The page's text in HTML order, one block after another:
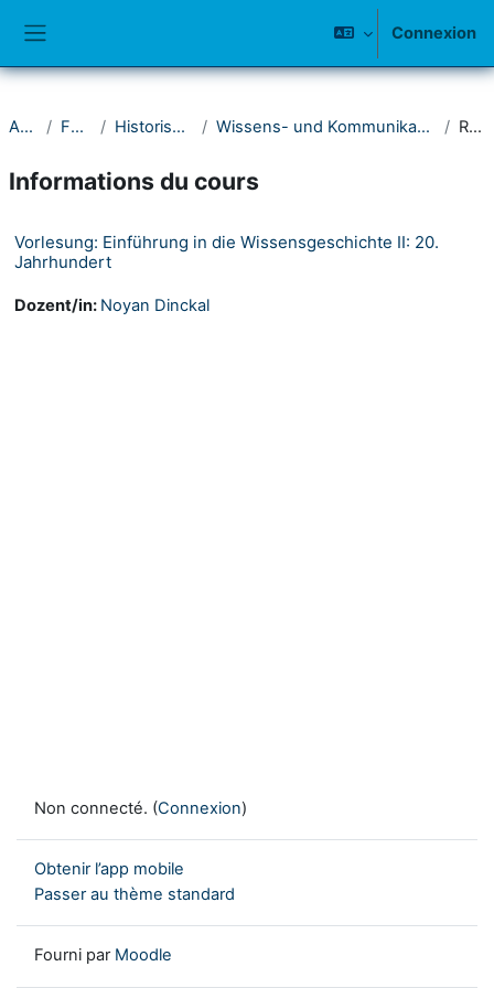
Connexion
Accueil Fakultät I Historisches Seminar Wissens- und Kommunikationsgeschichte der Moderne Résumé
Informations du cours
Vorlesung: Einführung in die Wissensgeschichte II: 20.
Jahrhundert
Dozent/in: Noyan Dinckal
Non connecté. (Connexion)
Obtenir l’app mobile
Passer au thème standard
Fourni par Moodle